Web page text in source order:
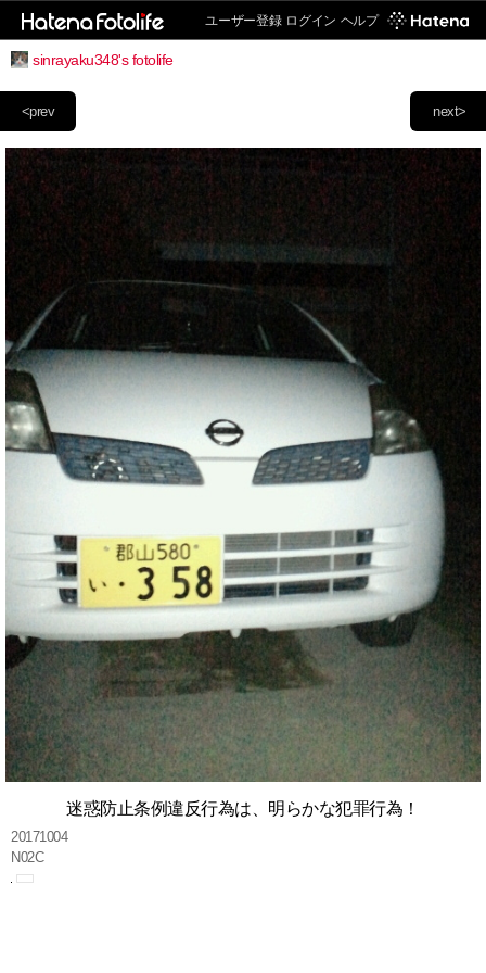
ユーザー登録 ログイン ヘルプ
sinrayaku348's fotolife
next>
<prev
迷惑防止条例違反行為は、明らかな犯罪行為！
20171004
N02C